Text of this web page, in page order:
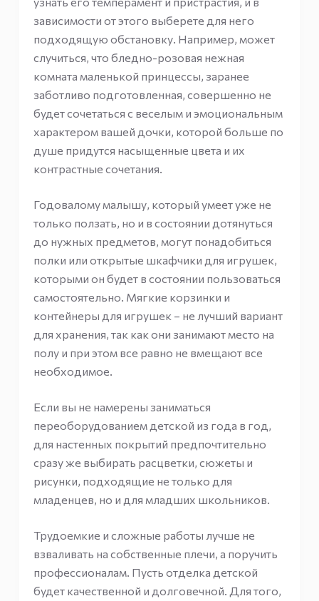
зависимости от этого выберете для него
подходящую обстановку. Например, может
случиться, что бледно-розовая нежная
комната маленькой принцессы, заранее
заботливо подготовленная, совершенно не
будет сочетаться с веселым и эмоциональным
характером вашей дочки, которой больше по
душе придутся насыщенные цвета и их
контрастные сочетания.
Годовалому малышу, который умеет уже не
только ползать, но и в состоянии дотянуться
до нужных предметов, могут понадобиться
полки или открытые шкафчики для игрушек,
которыми он будет в состоянии пользоваться
самостоятельно. Мягкие корзинки и
контейнеры для игрушек – не лучший вариант
для хранения, так как они занимают место на
полу и при этом все равно не вмещают все
необходимое.
Если вы не намерены заниматься
переоборудованием детской из года в год,
для настенных покрытий предпочтительно
сразу же выбирать расцветки, сюжеты и
рисунки, подходящие не только для
младенцев, но и для младших школьников.
Трудоемкие и сложные работы лучше не
взваливать на собственные плечи, а поручить
профессионалам. Пусть отделка детской
будет качественной и долговечной. Для того,